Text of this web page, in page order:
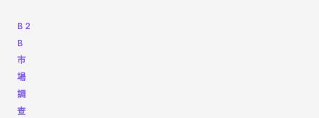
B2
B
市
場
調
查